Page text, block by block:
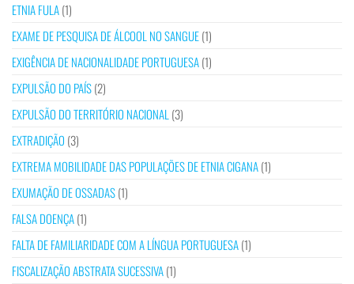
ETNIA FULA(1)
EXAME DE PESQUISA DE ÁLCOOL NO SANGUE(1)
EXIGÊNCIA DE NACIONALIDADE PORTUGUESA(1)
EXPULSÃO DO PAÍS(2)
EXPULSÃO DO TERRITÓRIO NACIONAL (3)
EXTRADIÇÃO (3)
EXTREMA MOBILIDADE DAS POPULAÇÕES DE ETNIA CIGANA(1)
EXUMAÇÃO DE OSSADAS(1)
FALSA DOENÇA(1)
FALTA DE FAMILIARIDADE COM A LÍNGUA PORTUGUESA(1)
FISCALIZAÇÃO ABSTRATA SUCESSIVA(1)